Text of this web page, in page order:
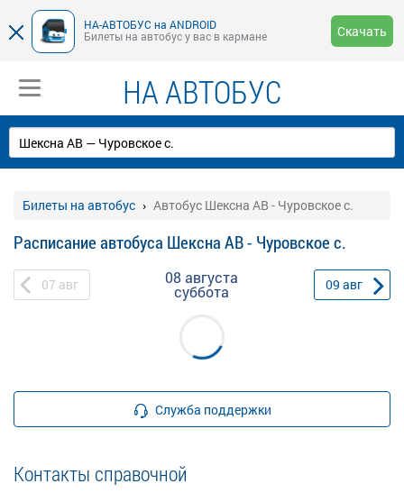
НА-АВТОБУС на ANDROID
Билеты на автобус у вас в кармане
Скачать
НА АВТОБУС
Билеты на автобус Автобус Шексна АВ - Чуровское с.
Расписание автобуса Шексна АВ - Чуровское с.
07 авг 08 августа
суббота 09 авг
Служба поддержки
Контакты справочной